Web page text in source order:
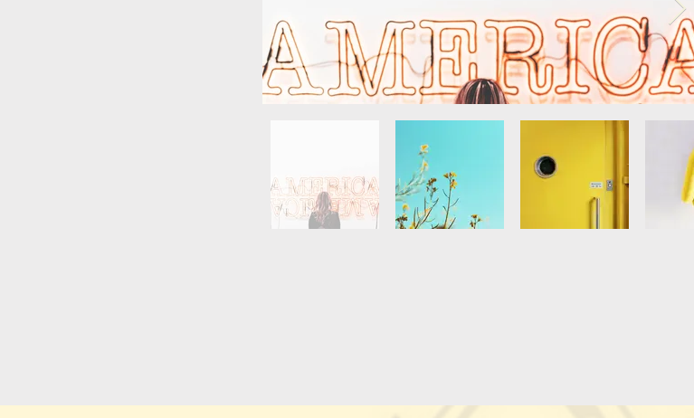
sure to click Sync after making changes in a collection, so visitors can see
your newest content on your live site.